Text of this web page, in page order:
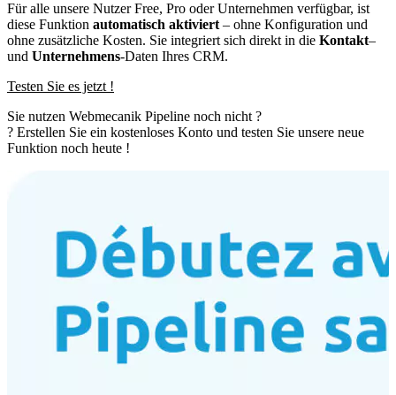
Für alle unsere Nutzer Free, Pro oder Unternehmen verfügbar, ist
diese Funktion automatisch aktiviert– ohne Konfiguration und
ohne zusätzliche Kosten. Sie integriert sich direkt in die Kontakt–
und Unternehmens-Daten Ihres CRM.
Testen Sie es jetzt !
Sie nutzen Webmecanik Pipeline noch nicht ?
? Erstellen Sie ein kostenloses Konto und testen Sie unsere neue
Funktion noch heute !